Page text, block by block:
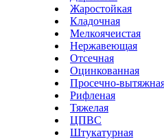
Жаростойкая
Кладочная
Мелкоячеистая
Нержавеющая
Отсечная
Оцинкованная
Просечно-
Рифленая
Тяжелая
ЦПВС
Штукатурная